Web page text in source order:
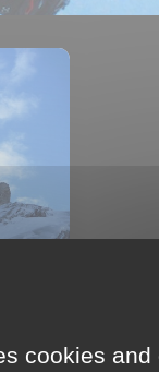
cookies